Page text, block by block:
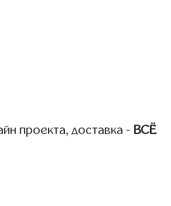
проекта, доставка - ВСЁ